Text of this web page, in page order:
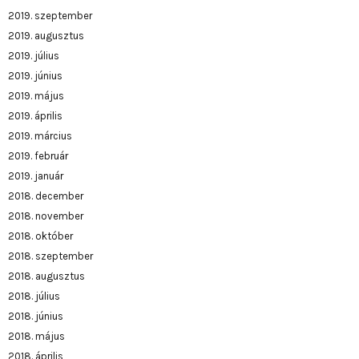
2019. szeptember
2019. augusztus
2019. július
2019. június
2019. május
2019. április
2019. március
2019. február
2019. január
2018. december
2018. november
2018. október
2018. szeptember
2018. augusztus
2018. július
2018. június
2018. május
2018. április